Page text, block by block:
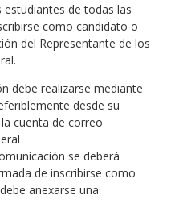
estudiantes de todas las
como candidato o
del Representante de los
debe realizarse mediante
desde su
cuenta de correo
se deberá
de inscribirse como
anexarse una